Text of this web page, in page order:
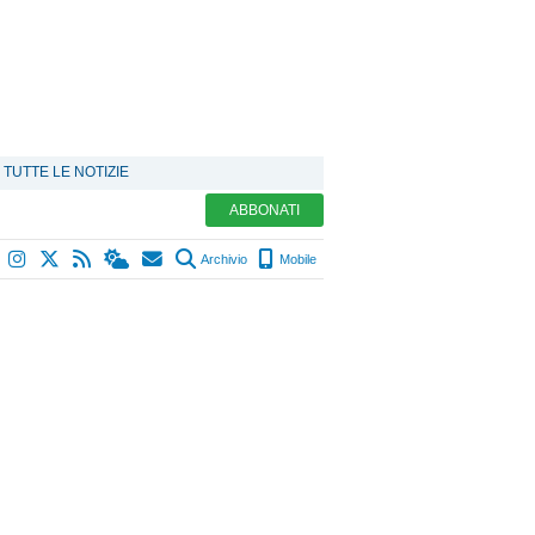
TUTTE LE NOTIZIE
ABBONATI
Archivio Mobile